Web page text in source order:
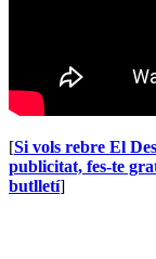
[Si vols rebre El
publicitat, fes-te
butlletí]